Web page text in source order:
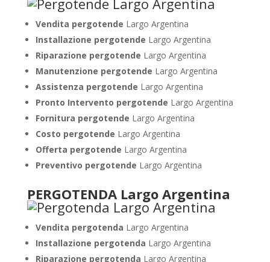
Vendita pergotende Largo Argentina
Installazione pergotende Largo Argentina
Riparazione pergotende Largo Argentina
Manutenzione pergotende Largo Argentina
Assistenza pergotende Largo Argentina
Pronto Intervento pergotende Largo Argentina
Fornitura pergotende Largo Argentina
Costo pergotende Largo Argentina
Offerta pergotende Largo Argentina
Preventivo pergotende Largo Argentina
PERGOTENDA Largo Argentina
Vendita pergotenda Largo Argentina
Installazione pergotenda Largo Argentina
Riparazione pergotenda Largo Argentina